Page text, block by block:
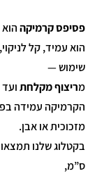
פסיפס קרמיקה
הוא עמיד, קל
שימוש —
מריצוף מקלחתועד
הקרמיקה עמידה
מזכוכית או אבן.
ס”מ,